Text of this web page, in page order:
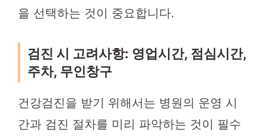
을 선택하는 것이 중요합니다.
검진 시 고려사항: 영업시간, 점심시간,
주차, 무인창구
건강검진을 받기 위해서는 병원의 운영 시
간과 검진 절차를 미리 파악하는 것이 필수